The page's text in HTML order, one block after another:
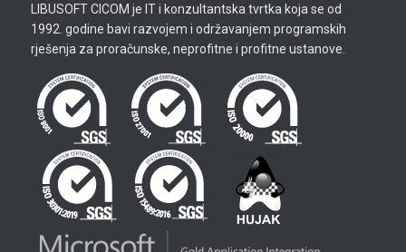
LIBUSOFT CICOM je IT i konzultantska tvrtka koja se od
1992. godine bavi razvojem i održavanjem programskih
rješenja za proračunske, neprofitne i profitne ustanove.